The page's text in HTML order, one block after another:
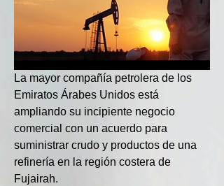
La mayor compañía petrolera de los
Emiratos Árabes Unidos está
ampliando su incipiente negocio
comercial con un acuerdo para
suministrar crudo y productos de una
refinería en la región costera de
Fujairah.